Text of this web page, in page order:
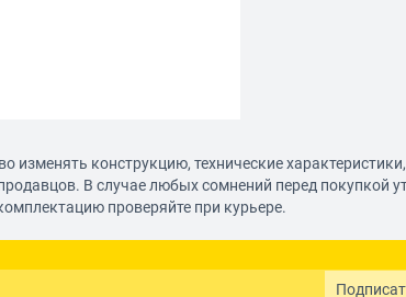
изменять конструкцию, технические
В случае любых сомнений перед покупкой
проверяйте при курьере.